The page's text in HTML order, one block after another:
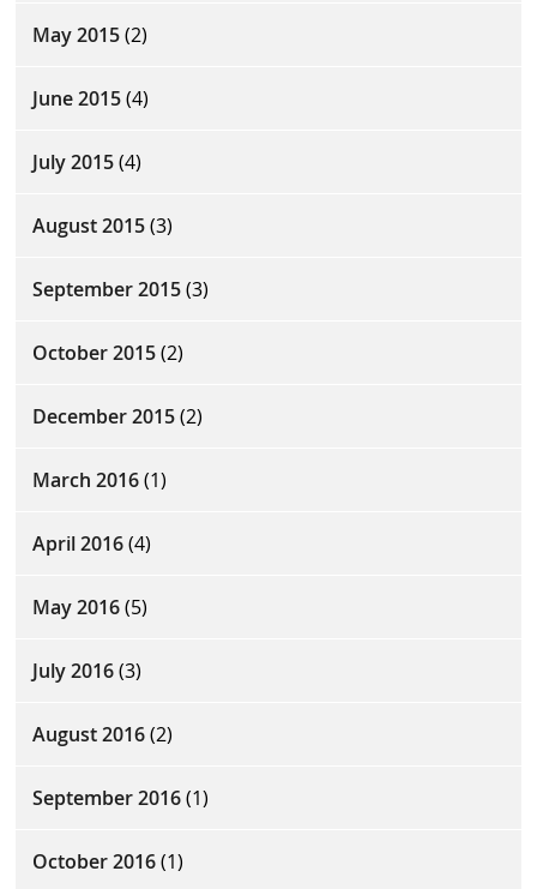
May 2015(2)
June 2015(4)
July 2015(4)
August 2015(3)
September 2015(3)
October 2015(2)
December 2015(2)
March 2016(1)
April 2016(4)
May 2016(5)
July 2016(3)
August 2016(2)
September 2016(1)
October 2016(1)